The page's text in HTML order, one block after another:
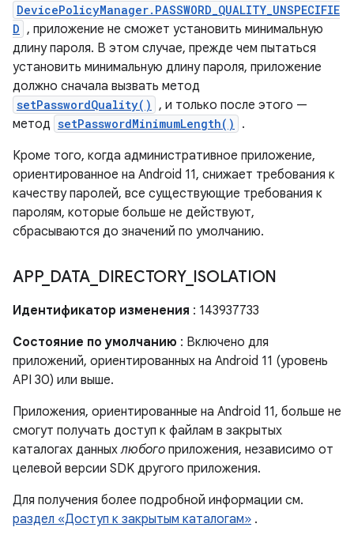
DevicePolicyManager.PASSWORD_QUALITY_UNSPECIFIE
D , приложение не сможет установить минимальную
длину пароля. В этом случае, прежде чем пытаться
установить минимальную длину пароля, приложение
должно сначала вызвать метод
setPasswordQuality() , и только после этого —
метод setPasswordMinimumLength()
.
Кроме того, когда административное приложение,
ориентированное на Android 11, снижает требования к
качеству паролей, все существующие требования к
паролям, которые больше не действуют,
сбрасываются до значений по умолчанию.
APP_ DATA DIRECTORY_ ISOLATION
Идентификатор изменения : 143937733
Состояние по умолчанию : Включено для
приложений, ориентированных на Android 11 (уровень
API 30) или выше.
Приложения, ориентированные на Android 11, больше не
смогут получать доступ к файлам в закрытых
каталогах данныхлюбого приложения, независимо от
целевой версии SDK другого приложения.
Для получения более подробной информации см.
раздел «Доступ к закрытым каталогам» .